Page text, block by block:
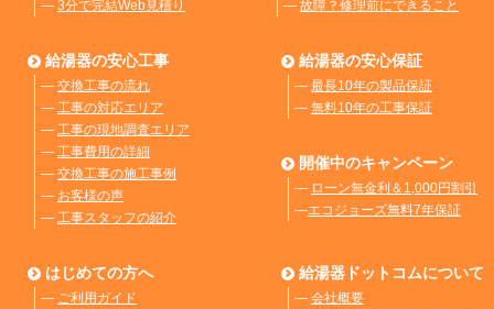
― 3分で完結Web見積り
― 故障？修理前にできること
給湯器の安心工事
― 交換工事の流れ
― 工事の対応エリア
― 工事の現地調査エリア
― 工事費用の詳細
― 交換工事の施工事例
― お客様の声
― 工事スタッフの紹介
給湯器の安心保証
― 最長10年の製品保証
― 無料10年の工事保証
開催中のキャンペーン
― ローン無金利＆1,000円割引
―エコジョーズ無料7年保証
はじめての方へ
― ご利用ガイド
給湯器ドットコムについて
― 会社概要